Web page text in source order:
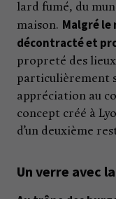
lard fumé, du
maison. Malgré le
décontracté et
propreté des
particulièrement
appréciation au
concept créé à
d’un deuxième
Un verre avec